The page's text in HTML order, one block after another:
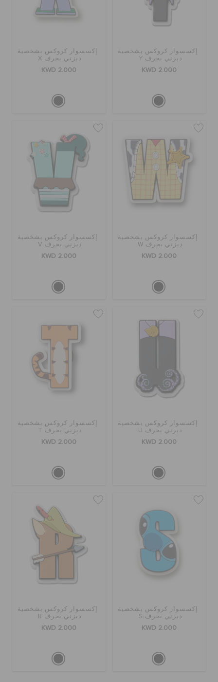
إكسسوار كروكس بشخصية
ديزني بحرف Y
KWD 2.000
إكسسوار كروكس بشخصية
ديزني بحرف X
KWD 2.000
إكسسوار كروكس بشخصية
ديزني بحرف W
KWD 2.000
إكسسوار كروكس بشخصية
ديزني بحرف V
KWD 2.000
إكسسوار كروكس بشخصية
ديزني بحرف U
KWD 2.000
إكسسوار كروكس بشخصية
ديزني بحرف T
KWD 2.000
إكسسوار كروكس بشخصية
ديزني بحرف S
KWD 2.000
إكسسوار كروكس بشخصية
ديزني بحرف R
KWD 2.000